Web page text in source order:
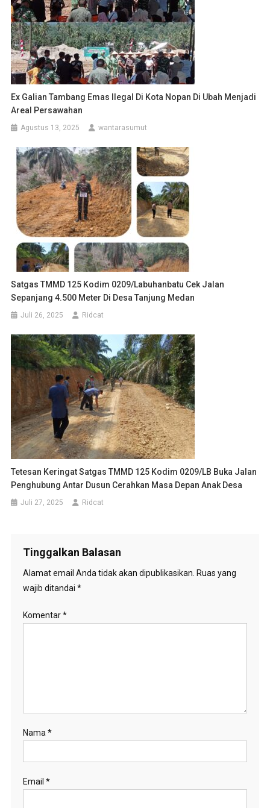
Ex Galian Tambang Emas Ilegal Di Kota Nopan Di Ubah Menjadi
Areal Persawahan
Agustus 13, 2025 wantarasumut
Satgas TMMD 125 Kodim 0209/Labuhanbatu Cek Jalan
Sepanjang 4.500 Meter Di Desa Tanjung Medan
Juli 26, 2025 Ridcat
Tetesan Keringat Satgas TMMD 125 Kodim 0209/LB Buka Jalan
Penghubung Antar Dusun Cerahkan Masa Depan Anak Desa
Juli 27, 2025 Ridcat
Tinggalkan Balasan
Alamat email Anda tidak akan dipublikasikan. Ruas yang
wajib ditandai *
Komentar*
Nama*
Email *